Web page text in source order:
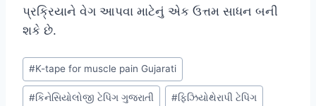
પ્રક્રિયાને વેગ આપવા માટેનું એક ઉત્તમ સાધન બની
શકે છે.
Post
Tags:
#K-tape for muscle pain Gujarati
#કિનેસિયોલોજી ટેપિંગ ગુજરાતી #ફિઝિયોથેરાપી ટેપિંગ